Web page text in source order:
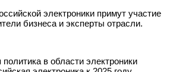
электроники примут участие
бизнеса и эксперты отрасли.
политика в области электроники